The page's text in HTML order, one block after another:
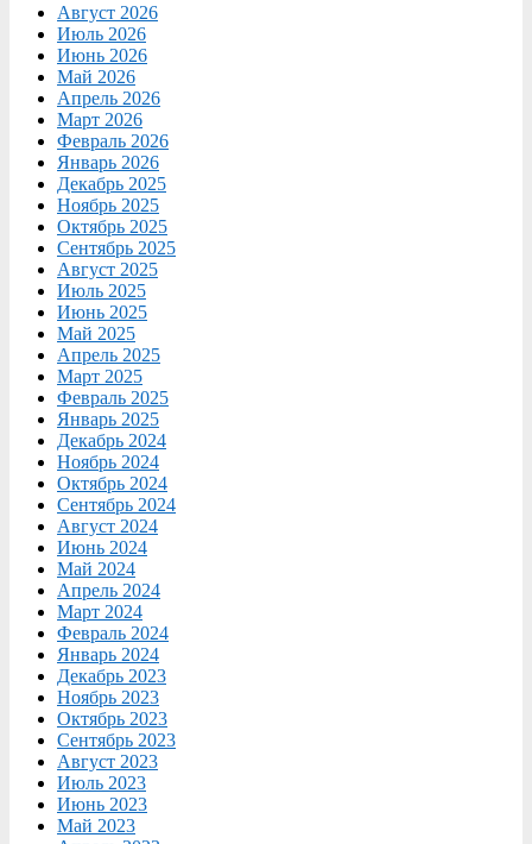
Август 2026
Июль 2026
Июнь 2026
Май 2026
Апрель 2026
Март 2026
Февраль 2026
Январь 2026
Декабрь 2025
Ноябрь 2025
Октябрь 2025
Сентябрь 2025
Август 2025
Июль 2025
Июнь 2025
Май 2025
Апрель 2025
Март 2025
Февраль 2025
Январь 2025
Декабрь 2024
Ноябрь 2024
Октябрь 2024
Сентябрь 2024
Август 2024
Июнь 2024
Май 2024
Апрель 2024
Март 2024
Февраль 2024
Январь 2024
Декабрь 2023
Ноябрь 2023
Октябрь 2023
Сентябрь 2023
Август 2023
Июль 2023
Июнь 2023
Май 2023